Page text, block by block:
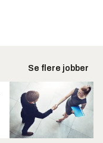
Se flere jobber